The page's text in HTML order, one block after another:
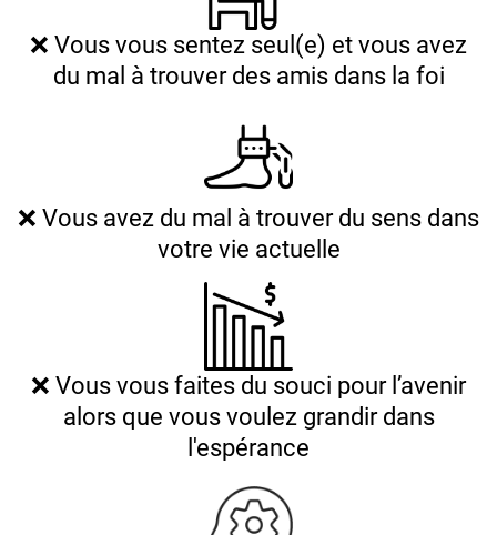
❌ Vous vous sentez seul(e) et vous avez
du mal à trouver des amis dans la foi
❌ Vous avez du mal à trouver du sens dans
votre vie actuelle
❌ Vous vous faites du souci pour l’avenir
alors que vous voulez grandir dans
l'espérance